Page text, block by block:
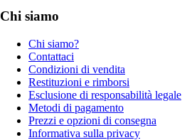
Chi siamo
Chi siamo?
Contattaci
Condizioni di vendita
Restituzioni e rimborsi
Esclusione di responsabilità legale
Metodi di pagamento
Prezzi e opzioni di consegna
Informativa sulla privacy